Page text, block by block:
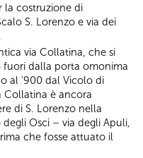
la costruzione di
S. Lorenzo e via dei
via Collatina, che si
fuori dalla porta omonima
al ‘900 dal Vicolo di
Collatina è ancora
di S. Lorenzo nella
Osci – via degli Apuli,
che fosse attuato il